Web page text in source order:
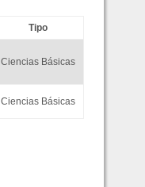
Tipo
Ciencias Básicas
Ciencias Básicas